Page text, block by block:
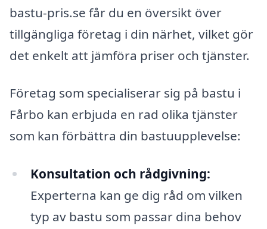
bastu-pris.se får du en översikt över
tillgängliga företag i din närhet, vilket gör
det enkelt att jämföra priser och tjänster.
Företag som specialiserar sig på bastu i
Fårbo kan erbjuda en rad olika tjänster
som kan förbättra din bastuupplevelse:
Konsultation och rådgivning:
Experterna kan ge dig råd om vilken
typ av bastu som passar dina behov